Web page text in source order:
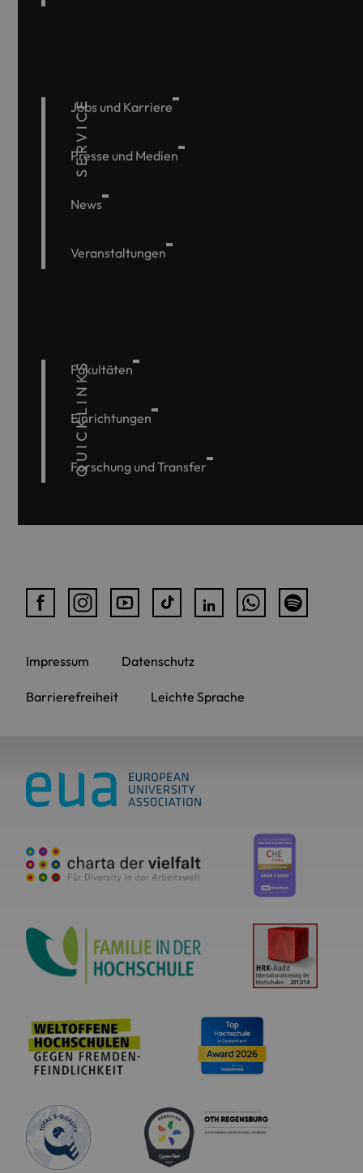
SERVICE
Jobs und Karriere
Presse und Medien
News
Veranstaltungen
QUICKLINKS
Fakultäten
Einrichtungen
Forschung und Transfer
Impressum Datenschutz
Barrierefreiheit Leichte Sprache